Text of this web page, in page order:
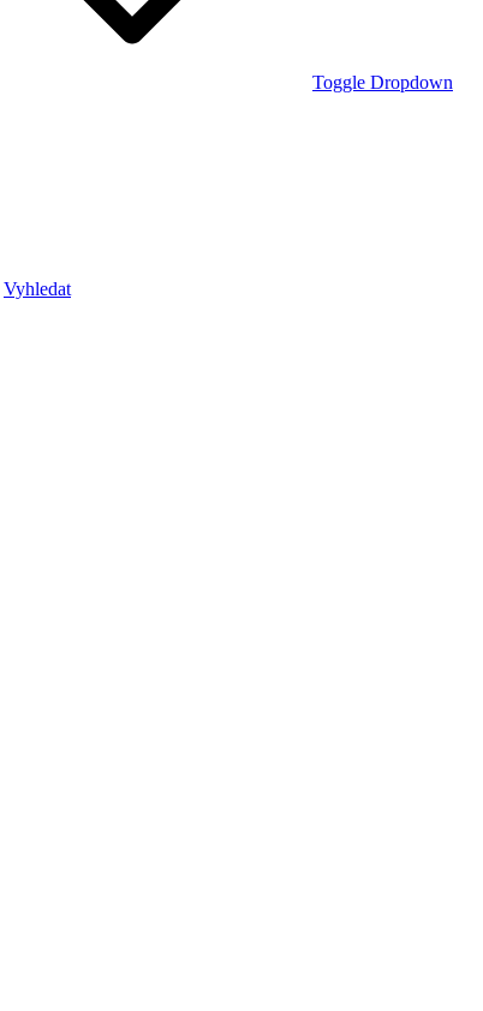
Toggle Dropdown
Vyhledat